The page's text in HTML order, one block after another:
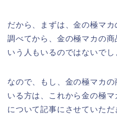
だから、まずは、金の極マ
調べてから、金の極マカの
いう人もいるのではないでし
なので、もし、金の極マカ
いる方は、これから金の極
について記事にさせていた